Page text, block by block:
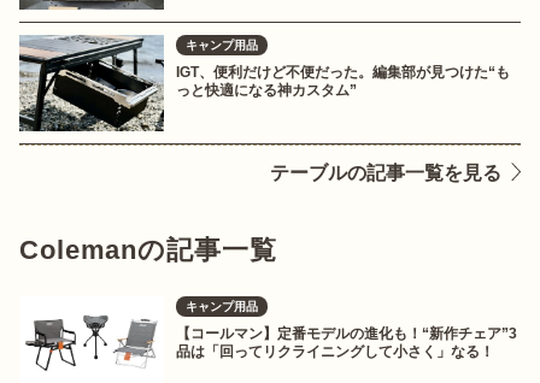
キャンプ用品
IGT、便利だけど不便だった。編集部が見つけた“も
っと快適になる神カスタム”
テーブルの記事一覧を見る
Colemanの記事一覧
キャンプ用品
【コールマン】定番モデルの進化も！“新作チェア”3
品は「回ってリクライニングして小さく」なる！